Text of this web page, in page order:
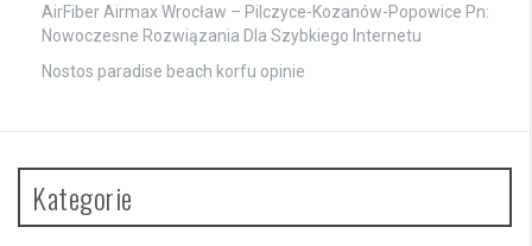
AirFiber Airmax Wrocław – Pilczyce-Kozanów-Popowice Pn:
Nowoczesne Rozwiązania Dla Szybkiego Internetu
Nostos paradise beach korfu opinie
Kategorie